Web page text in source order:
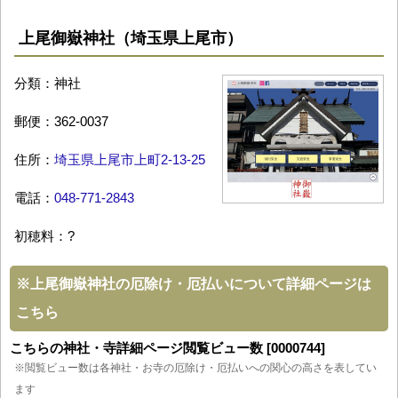
上尾御嶽神社（埼玉県上尾市）
分類：神社
郵便：362-0037
住所： 埼玉県上尾市上町2-13-25
電話： 048-771-2843
初穂料：?
※ 上尾御嶽神社の厄除け・厄払いについて詳細ページは
こちら
こちらの神社・寺詳細ページ閲覧ビュー数 [0000744]
※閲覧ビュー数は各神社・お寺の厄除け・厄払いへの関心の高さを表してい
ます